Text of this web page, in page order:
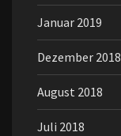
Januar 2019
Dezember 2018
August 2018
Juli 2018